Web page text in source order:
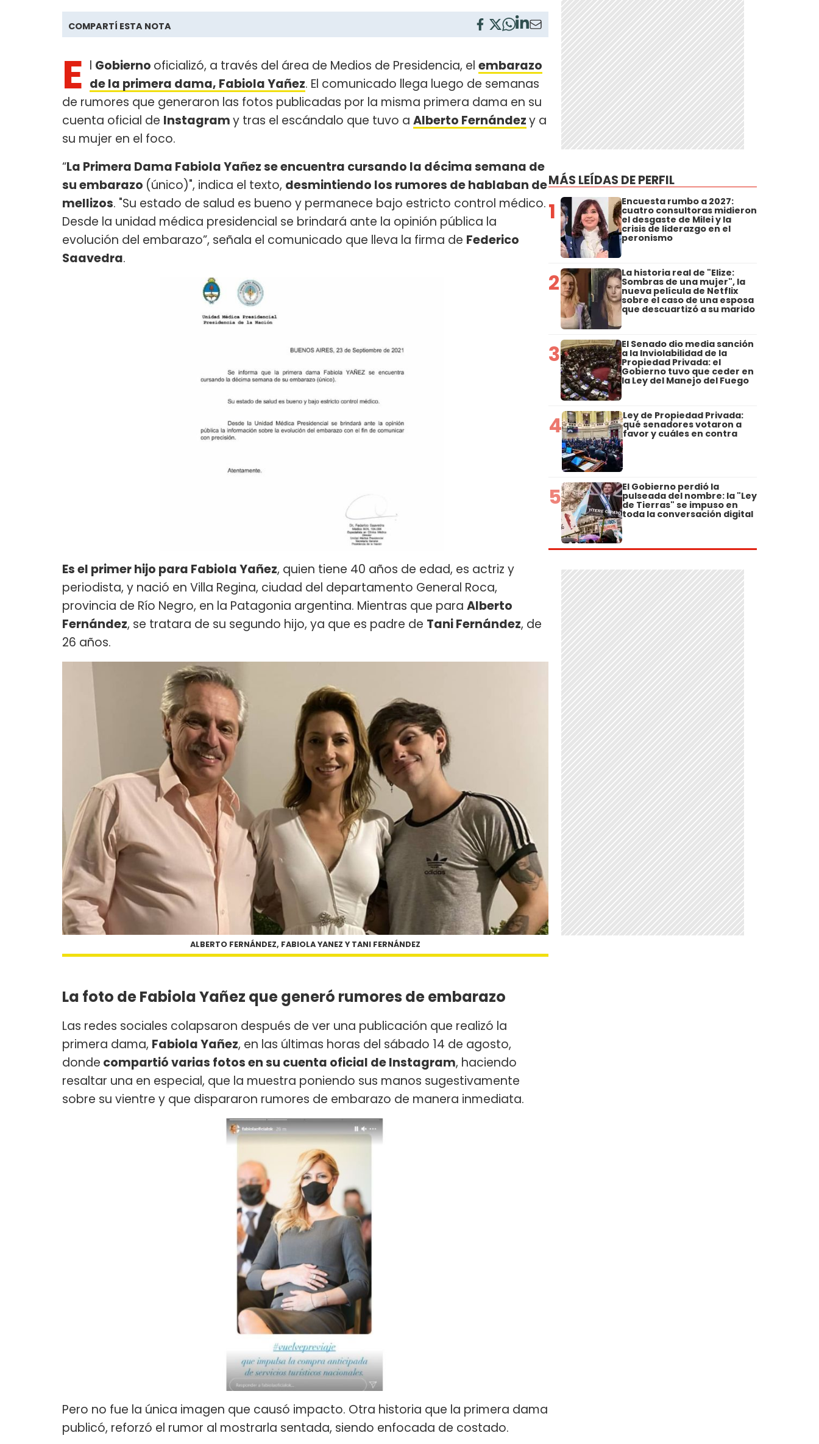
COMPARTÍ ESTA NOTA
E l Gobierno oficializó, a través del área de Medios de Presidencia, el embarazo
de la primera dama, Fabiola Yañez. El comunicado llega luego de semanas
de rumores que generaron las fotos publicadas por la misma primera dama en su
cuenta oficial de Instagramy tras el escándalo que tuvo a Alberto Fernándezy a
su mujer en el foco.
“La Primera Dama Fabiola Yañez se encuentra cursando la décima semana de
su embarazo (único)", indica el texto, desmintiendo los rumores de hablaban de
mellizos. "Su estado de salud es bueno y permanece bajo estricto control médico.
Desde la unidad médica presidencial se brindará ante la opinión pública la
evolución del embarazo”, señala el comunicado que lleva la firma de Federico
Saavedra.
Es el primer hijo para Fabiola Yañez, quien tiene 40 años de edad, es actriz y
periodista, y nació en Villa Regina, ciudad del departamento General Roca,
provincia de Río Negro, en la Patagonia argentina. Mientras que para Alberto
Fernández, se tratara de su segundo hijo, ya que es padre de Tani Fernández, de
26 años.
ALBERTO FERNÁNDEZ, FABIOLA YANEZ Y TANI FERNÁNDEZ
La foto de Fabiola Yañez que generó rumores de embarazo
Las redes sociales colapsaron después de ver una publicación que realizó la
primera dama, Fabiola Yañez, en las últimas horas del sábado 14 de agosto,
donde compartió varias fotos en su cuenta oficial de Instagram, haciendo
resaltar una en especial, que la muestra poniendo sus manos sugestivamente
sobre su vientre y que dispararon rumores de embarazo de manera inmediata.
Pero no fue la única imagen que causó impacto. Otra historia que la primera dama
publicó, reforzó el rumor al mostrarla sentada, siendo enfocada de costado.
MÁS LEÍDAS DE PERFIL
1 Encuesta rumbo a 2027:
cuatro consultoras midieron
el desgaste de Milei y la
crisis de liderazgo en el
peronismo
2 La historia real de "Elize:
Sombras de una mujer", la
nueva película de Netflix
sobre el caso de una esposa
que descuartizó a su marido
3 El Senado dio media sanción
a la Inviolabilidad de la
Propiedad Privada: el
Gobierno tuvo que ceder en
la Ley del Manejo del Fuego
4 Ley de Propiedad Privada:
qué senadores votaron a
favor y cuáles en contra
5 El Gobierno perdió la
pulseada del nombre: la "Ley
de Tierras" se impuso en
toda la conversación digital